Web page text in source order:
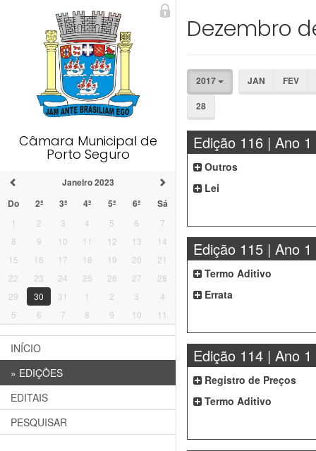
Câmara Municipal de
Porto Seguro
Janeiro 2023
Do
2ª 3ª 4ª 5ª 6ª Sá
1 2 3 4 5 6
7
8
9 10 11 12 13
14
15
16 17 18 19 20
21
22
23 24 25 26 27
28
29
30 31 1 2 3
4
5
6 7 8 9 10 11
INÍCIO
» EDIÇÕES
EDITAIS
PESQUISAR
Dezembro
2017 JAN
FEV
28
Edição 116 | Ano 1
Outros
Lei
Edição 115 | Ano 1
Termo Aditivo
Errata
Edição 114 | Ano 1
Registro de Preços
Termo Aditivo